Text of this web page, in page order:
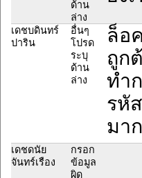
ด้าน
ล่าง
เดชบดินทร์
ปาริน
อื่นๆ
โปรด
ระบุ
ด้าน
ล่าง
ล็อ
ถูก
ทำ
รหั
มา
เดชดนัย
จันทร์เรือง
กรอก
ข้อมูล
ผิด